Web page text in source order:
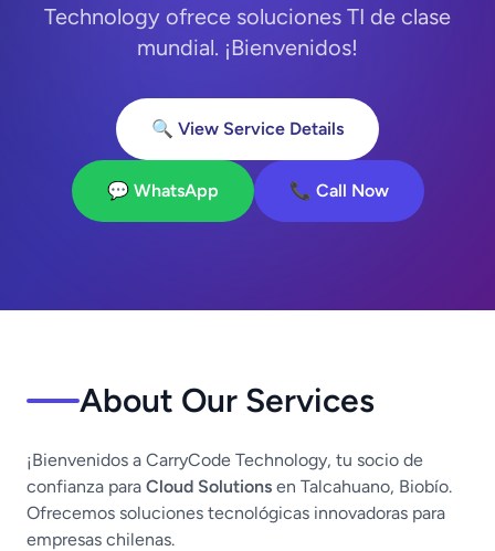
Technology ofrece soluciones TI de clase
mundial. ¡Bienvenidos!
🔍 View Service Details
💬 WhatsApp 📞 Call Now
About Our Services
¡Bienvenidos a CarryCode Technology, tu socio de
confianza para Cloud Solutions en Talcahuano, Biobío.
Ofrecemos soluciones tecnológicas innovadoras para
empresas chilenas.